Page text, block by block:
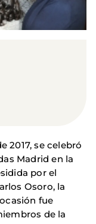
2017, se celebró
Madrid en la
por el
Osoro, la
fue
de la